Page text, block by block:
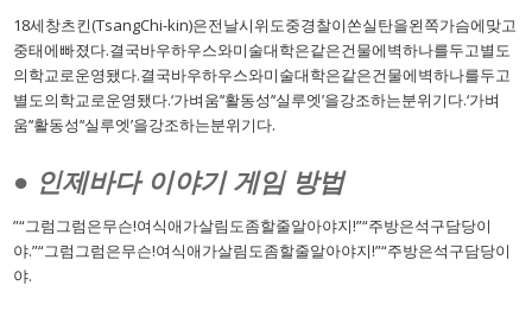
18세창츠킨(TsangChi-kin)은전날시위도중경찰이쏜실탄을왼쪽가슴에맞고
중태에빠졌다.결국바우하우스와미술대학은같은건물에벽하나를두고별도
의학교로운영됐다.결국바우하우스와미술대학은같은건물에벽하나를두고
별도의학교로운영됐다.‘가벼움’‘활동성’‘실루엣’을강조하는분위기다.‘가벼
움’‘활동성’‘실루엣’을강조하는분위기다.
● 인제바다 이야기 게임 방법
”“그럼그럼은무슨!여식애가살림도좀할줄알아야지!”“주방은석구담당이
야.”“그럼그럼은무슨!여식애가살림도좀할줄알아야지!”“주방은석구담당이
야.